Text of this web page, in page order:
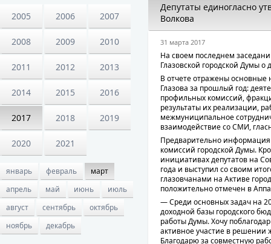
2005 2006 2007
2008 2009 2010
2011 2012 2013
2014 2015 2016
2017 2018 2019
2020 2021
январь февраль
март
апрель
май июнь
июль
август
сентябрь
октябрь
ноябрь
декабрь
Депутаты единогласно
Волкова
31 марта 2017
На своем последнем
Глазовской городской Думы о
В отчете отражены основные
Глазова за прошлый год:
профильных комиссий,
результаты их реализации,
межмуниципальное
взаимодействие со СМИ,
Предварительно информация
комиссий городской Думы.
инициативах депутатов на
года и выступил со своим
глазовчанами на Активе
положительно отмечен в
— Среди основных задач на
доходной базы городского
работы Думы. Хочу
активное участие в решении
Благодарю за совместную